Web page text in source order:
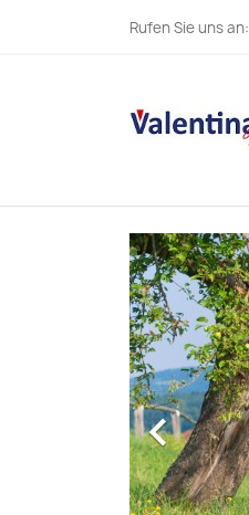
Rufen Sie uns an:
